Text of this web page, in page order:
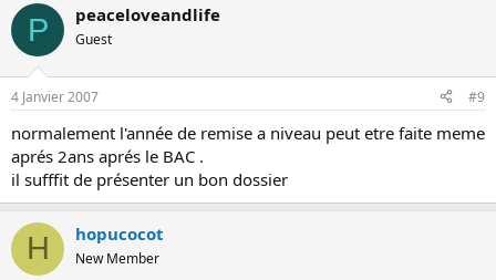
P peaceloveandlife
Guest
4 Janvier 2007 #9
normalement l'année de remise a niveau peut etre faite meme
aprés 2ans aprés le BAC .
il sufffit de présenter un bon dossier
H hopucocot
New Member